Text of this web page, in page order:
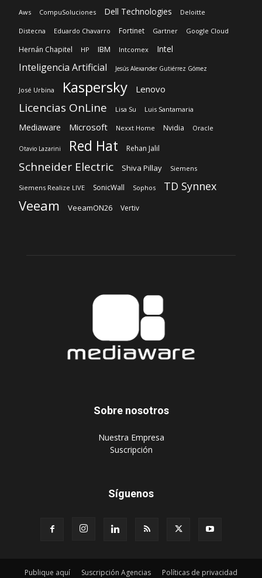
Aws CompuSoluciones Dell Technologies Deloitte
Distecna Eduardo Chavarro Fortinet Gartner Google Cloud
Hernán Chapitel HP IBM Intcomex Intel
Inteligencia Artificial Jesús Alexander Gutiérrez Gómez
José Urbina Kaspersky Lenovo
Licencias OnLine Lisa Su Luis Santamaria
Mediaware Microsoft Nexxt Home Nvidia Oracle
Otavio Lazarini Red Hat Rehan Jalil
Schneider Electric Shiva Pillay Siemens
Siemens Realize LIVE SonicWall Sophos TD Synnex
Veeam VeeamON26 Vertiv
Sobre nosotros
‎Nuestra Empresa
‎Suscripción
Síguenos
Publique aquí Suscripción Agencias Políticas de privacidad